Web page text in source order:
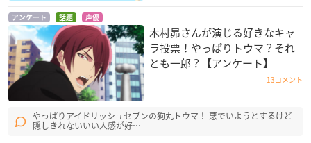
アンケート 話題 声優
木村昴さんが演じる好きなキャ
ラ投票！やっぱりトウマ？それ
とも一郎？【アンケート】
13コメント
やっぱりアイドリッシュセブンの狗丸トウマ！ 悪でいようとするけど
隠しきれないいい人感が好…